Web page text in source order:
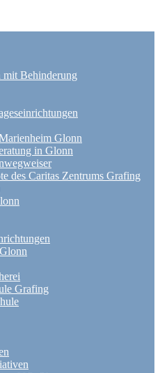
mit Behinderung
Glonn
in Glonn
des Caritas Zentrums Grafing
Grafing